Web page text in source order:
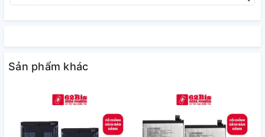
Sản phẩm khác